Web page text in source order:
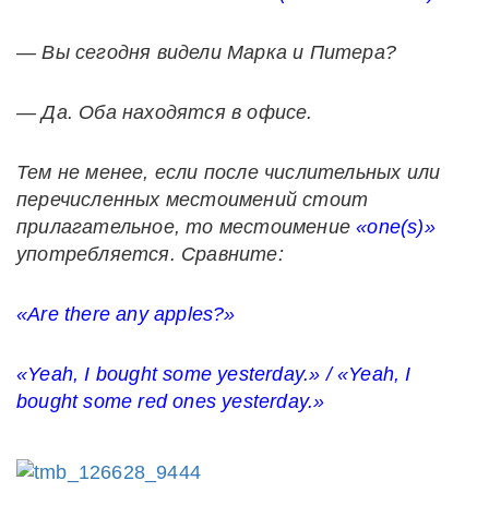
— Вы сегодня видели Марка и Питера?
— Да. Оба находятся в офисе.
Тем не менее, если после числительных или
перечисленных местоимений стоит
прилагательное, то местоимение«one(s)»
употребляется. Сравните:
«Are there any apples?»
«Yeah, I bought some yesterday.» / «Yeah, I
bought some red ones yesterday.»